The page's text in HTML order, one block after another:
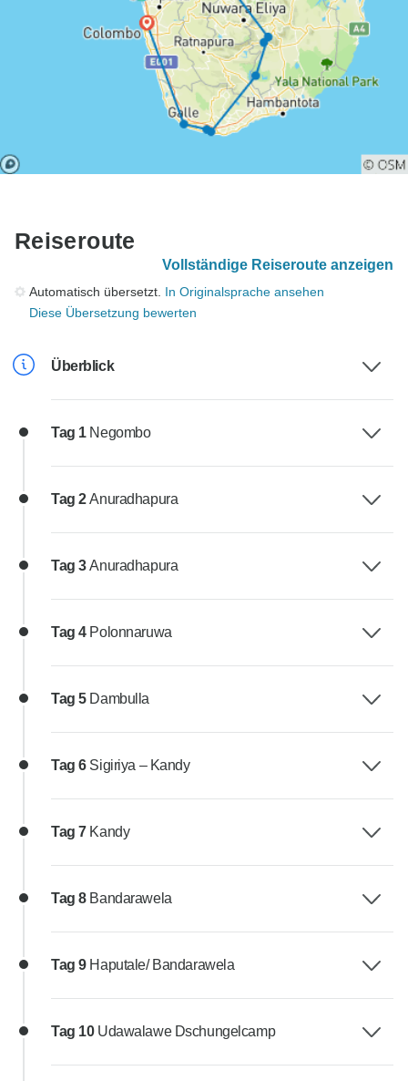
Reiseroute
Vollständige Reiseroute anzeigen
Automatisch übersetzt. In Originalsprache ansehen
Diese Übersetzung bewerten
Überblick
Tag 1 Negombo
Tag 2Anuradhapura
Tag 3Anuradhapura
Tag 4 Polonnaruwa
Tag 5 Dambulla
Tag 6 Sigiriya – Kandy
Tag 7 Kandy
Tag 8 Bandarawela
Tag 9 Haputale/ Bandarawela
Tag 10 Udawalawe Dschungelcamp